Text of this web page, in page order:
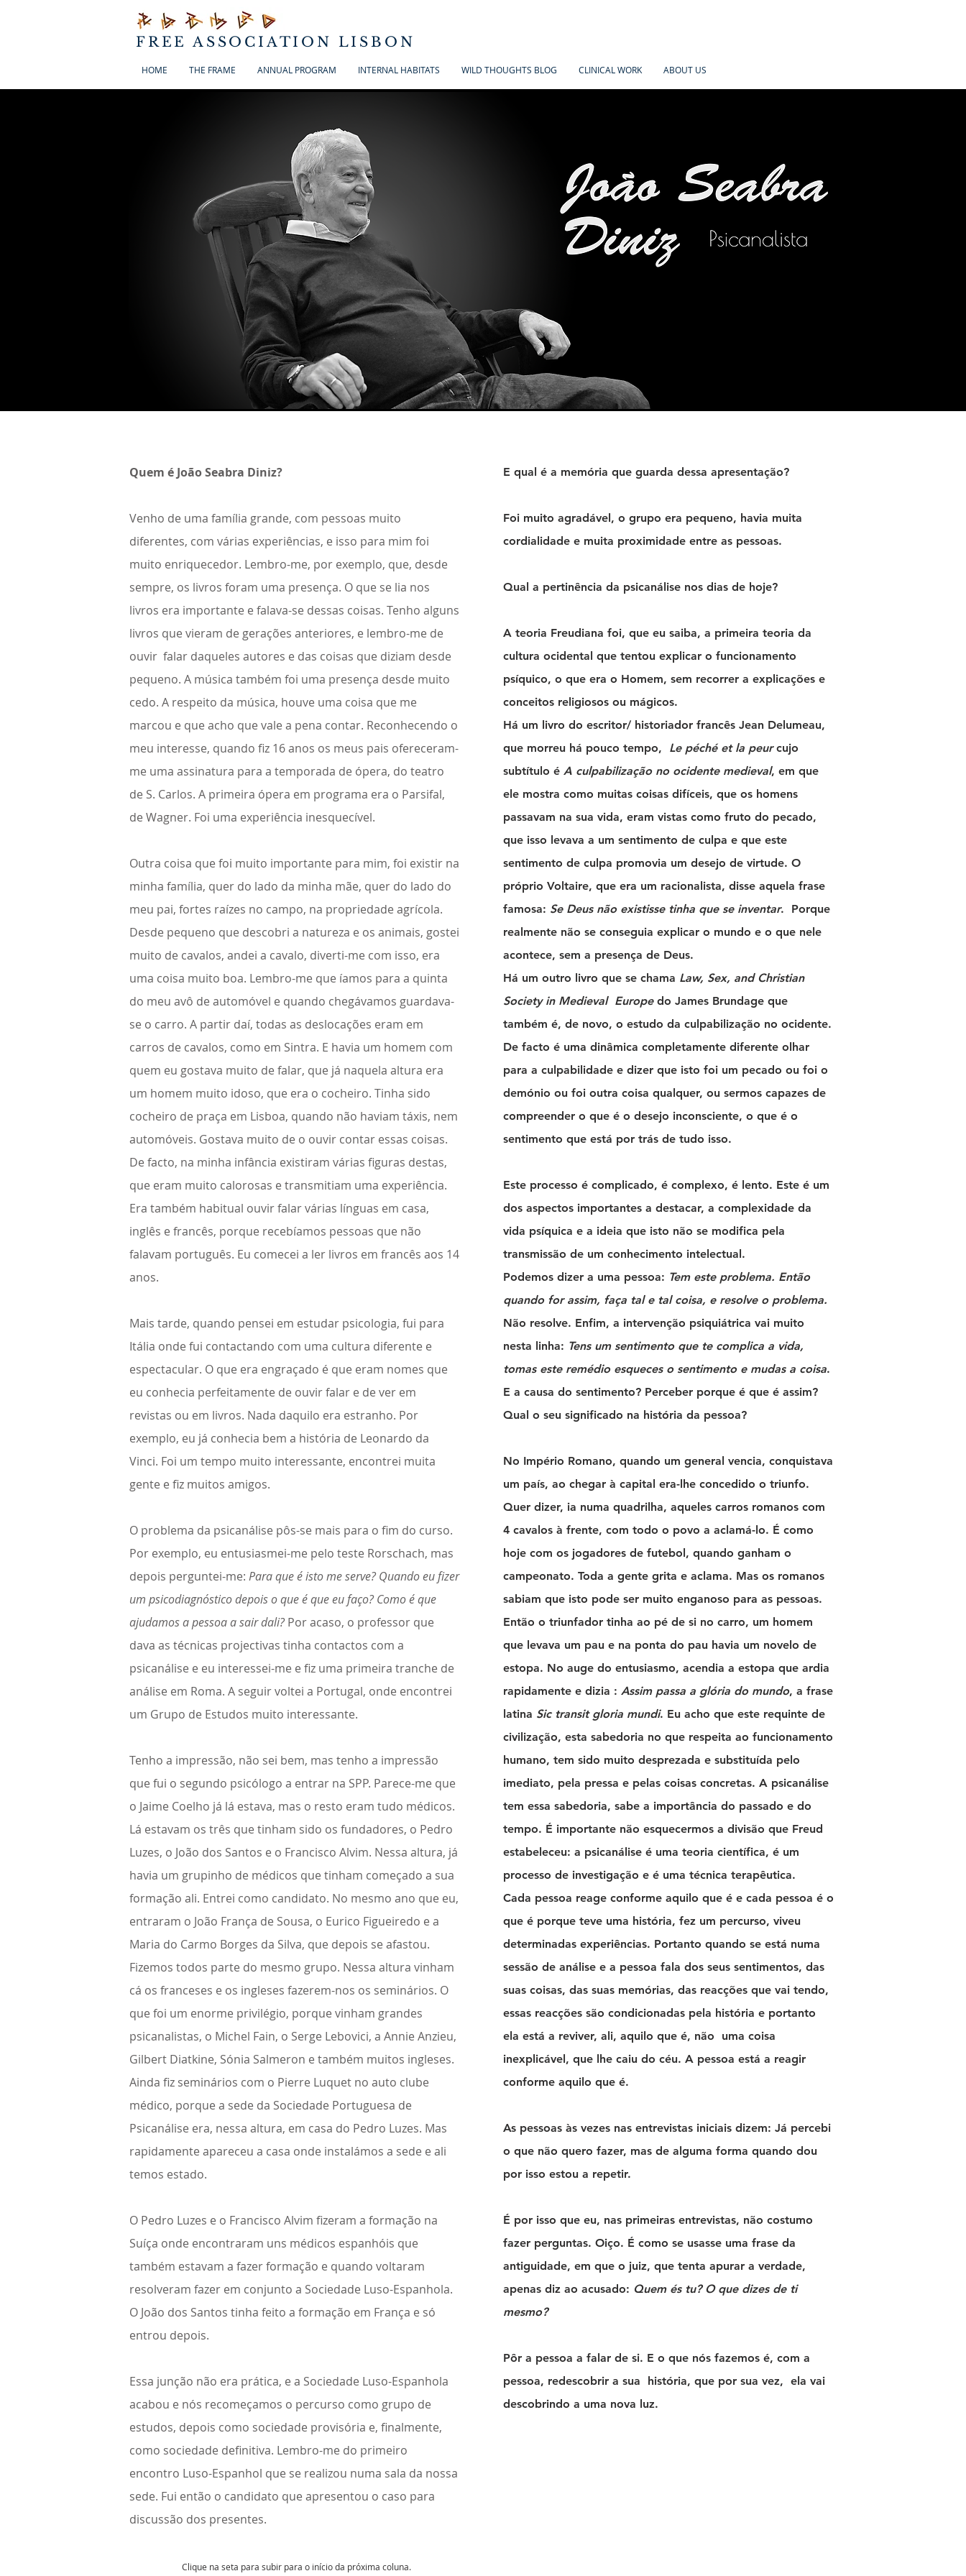
FREE ASSOCIATION LISBON
HOME THE FRAME ANNUAL PROGRAM INTERNAL HABITATS WILD THOUGHTS BLOG CLINICAL WORK ABOUT US
Quem é João Seabra Diniz?
Venho de uma família grande, com pessoas muito
diferentes, com várias experiências, e isso para mim foi
muito enriquecedor. Lembro-me, por exemplo, que, desde
sempre, os livros foram uma presença. O que se lia nos
livros era importante e falava-se dessas coisas. Tenho alguns
livros que vieram de gerações anteriores, e lembro-me de
ouvir falar daqueles autores e das coisas que diziam desde
pequeno. A música também foi uma presença desde muito
cedo. A respeito da música, houve uma coisa que me
marcou e que acho que vale a pena contar. Reconhecendo o
meu interesse, quando fiz 16 anos os meus pais ofereceram-
me uma assinatura para a temporada de ópera, do teatro
de S. Carlos. A primeira ópera em programa era o Parsifal,
de Wagner. Foi uma experiência inesquecível.
Outra coisa que foi muito importante para mim, foi existir na
minha família, quer do lado da minha mãe, quer do lado do
meu pai, fortes raízes no campo, na propriedade agrícola.
Desde pequeno que descobri a natureza e os animais, gostei
muito de cavalos, andei a cavalo, diverti-me com isso, era
uma coisa muito boa. Lembro-me que íamos para a quinta
do meu avô de automóvel e quando chegávamos guardava-
se o carro. A partir daí, todas as deslocações eram em
carros de cavalos, como em Sintra. E havia um homem com
quem eu gostava muito de falar, que já naquela altura era
um homem muito idoso, que era o cocheiro. Tinha sido
cocheiro de praça em Lisboa, quando não haviam táxis, nem
automóveis. Gostava muito de o ouvir contar essas coisas.
De facto, na minha infância existiram várias figuras destas,
que eram muito calorosas e transmitiam uma experiência.
Era também habitual ouvir falar várias línguas em casa,
inglês e francês, porque recebíamos pessoas que não
falavam português. Eu comecei a ler livros em francês aos 14
anos.
Mais tarde, quando pensei em estudar psicologia, fui para
Itália onde fui contactando com uma cultura diferente e
espectacular. O que era engraçado é que eram nomes que
eu conhecia perfeitamente de ouvir falar e de ver em
revistas ou em livros. Nada daquilo era estranho. Por
exemplo, eu já conhecia bem a história de Leonardo da
Vinci. Foi um tempo muito interessante, encontrei muita
gente e fiz muitos amigos.
O problema da psicanálise pôs-se mais para o fim do curso.
Por exemplo, eu entusiasmei-me pelo teste Rorschach, mas
depois perguntei-me: Para que é isto me serve? Quando eu fizer
um psicodiagnóstico depois o que é que eu faço? Como é que
ajudamos a pessoa a sair dali?Por acaso, o professor que
dava as técnicas projectivas tinha contactos com a
psicanálise e eu interessei-me e fiz uma primeira tranche de
análise em Roma. A seguir voltei a Portugal, onde encontrei
um Grupo de Estudos muito interessante.
Tenho a impressão, não sei bem, mas tenho a impressão
que fui o segundo psicólogo a entrar na SPP. Parece-me que
o Jaime Coelho já lá estava, mas o resto eram tudo médicos.
Lá estavam os três que tinham sido os fundadores, o Pedro
Luzes, o João dos Santos e o Francisco Alvim. Nessa altura, já
havia um grupinho de médicos que tinham começado a sua
formação ali. Entrei como candidato. No mesmo ano que eu,
entraram o João França de Sousa, o Eurico Figueiredo e a
Maria do Carmo Borges da Silva, que depois se afastou.
Fizemos todos parte do mesmo grupo. Nessa altura vinham
cá os franceses e os ingleses fazerem-nos os seminários. O
que foi um enorme privilégio, porque vinham grandes
psicanalistas, o Michel Fain, o Serge Lebovici, a Annie Anzieu,
Gilbert Diatkine, Sónia Salmeron e também muitos ingleses.
Ainda fiz seminários com o Pierre Luquet no auto clube
médico, porque a sede da Sociedade Portuguesa de
Psicanálise era, nessa altura, em casa do Pedro Luzes. Mas
rapidamente apareceu a casa onde instalámos a sede e ali
temos estado.
O Pedro Luzes e o Francisco Alvim fizeram a formação na
Suíça onde encontraram uns médicos espanhóis que
também estavam a fazer formação e quando voltaram
resolveram fazer em conjunto a Sociedade Luso-Espanhola.
O João dos Santos tinha feito a formação em França e só
entrou depois.
Essa junção não era prática, e a Sociedade Luso-Espanhola
acabou e nós recomeçamos o percurso como grupo de
estudos, depois como sociedade provisória e, finalmente,
como sociedade definitiva. Lembro-me do primeiro
encontro Luso-Espanhol que se realizou numa sala da nossa
sede. Fui então o candidato que apresentou o caso para
discussão dos presentes.
Clique na seta para subir para o início da próxima coluna.
E qual é a memória que guarda dessa apresentação?
Foi muito agradável, o grupo era pequeno, havia muita
cordialidade e muita proximidade entre as pessoas.
Qual a pertinência da psicanálise nos dias de hoje?
A teoria Freudiana foi, que eu saiba, a primeira teoria da
cultura ocidental que tentou explicar o funcionamento
psíquico, o que era o Homem, sem recorrer a explicações e
conceitos religiosos ou mágicos.
Há um livro do escritor/ historiador francês Jean Delumeau,
que morreu há pouco tempo, Le péché et la peurcujo
subtítulo é A culpabilização no ocidente medieval, em que
ele mostra como muitas coisas difíceis, que os homens
passavam na sua vida, eram vistas como fruto do pecado,
que isso levava a um sentimento de culpa e que este
sentimento de culpa promovia um desejo de virtude. O
próprio Voltaire, que era um racionalista, disse aquela frase
famosa: Se Deus não existisse tinha que se inventar. Porque
realmente não se conseguia explicar o mundo e o que nele
acontece, sem a presença de Deus.
Há um outro livro que se chama Law, Sex, and Christian
Society in Medieval Europedo James Brundage que
também é, de novo, o estudo da culpabilização no ocidente.
De facto é uma dinâmica completamente diferente olhar
para a culpabilidade e dizer que isto foi um pecado ou foi o
demónio ou foi outra coisa qualquer, ou sermos capazes de
compreender o que é o desejo inconsciente, o que é o
sentimento que está por trás de tudo isso.
Este processo é complicado, é complexo, é lento. Este é um
dos aspectos importantes a destacar, a complexidade da
vida psíquica e a ideia que isto não se modifica pela
transmissão de um conhecimento intelectual.
Podemos dizer a uma pessoa: Tem este problema. Então
quando for assim, faça tal e tal coisa, e resolve o problema.
Não resolve. Enfim, a intervenção psiquiátrica vai muito
nesta linha: Tens um sentimento que te complica a vida,
tomas este remédio esqueces o sentimento e mudas a coisa.
E a causa do sentimento? Perceber porque é que é assim?
Qual o seu significado na história da pessoa?
No Império Romano, quando um general vencia, conquistava
um país, ao chegar à capital era-lhe concedido o triunfo.
Quer dizer, ia numa quadrilha, aqueles carros romanos com
4 cavalos à frente, com todo o povo a aclamá-lo. É como
hoje com os jogadores de futebol, quando ganham o
campeonato. Toda a gente grita e aclama. Mas os romanos
sabiam que isto pode ser muito enganoso para as pessoas.
Então o triunfador tinha ao pé de si no carro, um homem
que levava um pau e na ponta do pau havia um novelo de
estopa. No auge do entusiasmo, acendia a estopa que ardia
rapidamente e dizia : Assim passa a glória do mundo, a frase
latina Sic transit gloria mundi. Eu acho que este requinte de
civilização, esta sabedoria no que respeita ao funcionamento
humano, tem sido muito desprezada e substituída pelo
imediato, pela pressa e pelas coisas concretas. A psicanálise
tem essa sabedoria, sabe a importância do passado e do
tempo. É importante não esquecermos a divisão que Freud
estabeleceu: a psicanálise é uma teoria científica, é um
processo de investigação e é uma técnica terapêutica.
Cada pessoa reage conforme aquilo que é e cada pessoa é o
que é porque teve uma história, fez um percurso, viveu
determinadas experiências. Portanto quando se está numa
sessão de análise e a pessoa fala dos seus sentimentos, das
suas coisas, das suas memórias, das reacções que vai tendo,
essas reacções são condicionadas pela história e portanto
ela está a reviver, ali, aquilo que é, não uma coisa
inexplicável, que lhe caiu do céu. A pessoa está a reagir
conforme aquilo que é.
As pessoas às vezes nas entrevistas iniciais dizem: Já percebi
o que não quero fazer, mas de alguma forma quando dou
por isso estou a repetir.
É por isso que eu, nas primeiras entrevistas, não costumo
fazer perguntas. Oiço. É como se usasse uma frase da
antiguidade, em que o juiz, que tenta apurar a verdade,
apenas diz ao acusado: Quem és tu? O que dizes de ti
mesmo?
Pôr a pessoa a falar de si. E o que nós fazemos é, com a
pessoa, redescobrir a sua história, que por sua vez, ela vai
descobrindo a uma nova luz.